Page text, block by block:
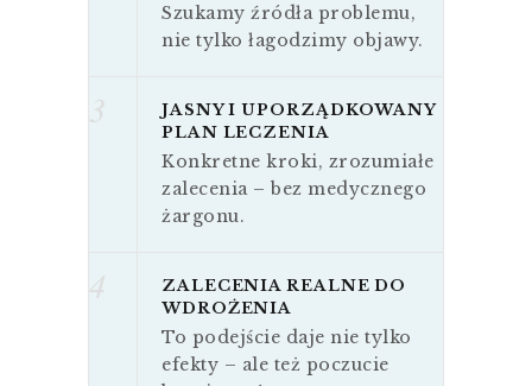
Szukamy źródła problemu,
nie tylko łagodzimy objawy.
3
JASNY I UPORZĄDKOWANY
PLAN LECZENIA
Konkretne kroki, zrozumiałe
zalecenia – bez medycznego
żargonu.
4
ZALECENIA REALNE DO
WDROŻENIA
To podejście daje nie tylko
efekty – ale też poczucie